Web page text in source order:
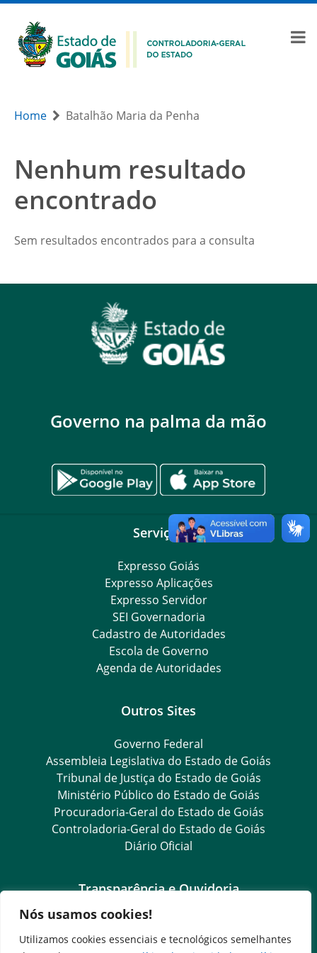
Nós usamos cookies!
Utilizamos cookies essenciais e tecnológicos semelhantes
Home Batalhão Maria da Penha
Nenhum resultado
encontrado
Sem resultados encontrados para a consulta
Governo na palma da mão
Serviços
Expresso Goiás
Expresso Aplicações
Expresso Servidor
SEI Governadoria
Cadastro de Autoridades
Escola de Governo
Agenda de Autoridades
Outros Sites
Governo Federal
Assembleia Legislativa do Estado de Goiás
Tribunal de Justiça do Estado de Goiás
Ministério Público do Estado de Goiás
Procuradoria-Geral do Estado de Goiás
Controladoria-Geral do Estado de Goiás
Diário Oficial
Transparência e Ouvidoria
LGPD
Goiás Transparência